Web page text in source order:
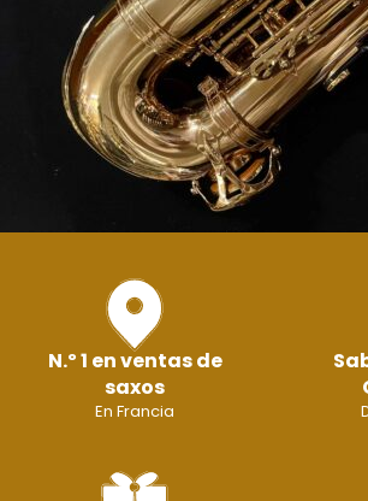
N.º 1 en ventas de
saxos
En Francia